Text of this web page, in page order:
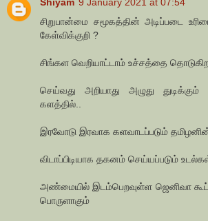
சிறுபான்மை சமூகத்தின் அடிப்படை
கேள்விக்குறி ?
சிங்கள வெறியாட்டாம் உச்சத்தை
செய்வது அறியாது அழுது
களத்தில்..
இரவோடு இரவாக களவாடப்படும்
விடாப்பிடியாக தகனம் செய்யப்படும்
அண்மையில் இடம்பெறவுள்ள ஜெனிவா
பொருளாகும்